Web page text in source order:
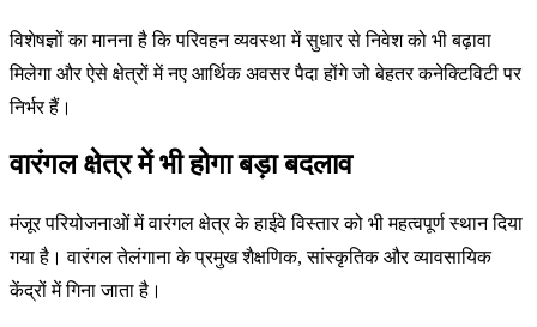
विशेषज्ञों का मानना है कि परिवहन व्यवस्था में सुधार से निवेश को भी बढ़ावा
मिलेगा और ऐसे क्षेत्रों में नए आर्थिक अवसर पैदा होंगे जो बेहतर कनेक्टिविटी पर
निर्भर हैं।
वारंगल क्षेत्र में भी होगा बड़ा बदलाव
मंजूर परियोजनाओं में वारंगल क्षेत्र के हाईवे विस्तार को भी महत्वपूर्ण स्थान दिया
गया है। वारंगल तेलंगाना के प्रमुख शैक्षणिक, सांस्कृतिक और व्यावसायिक
केंद्रों में गिना जाता है।